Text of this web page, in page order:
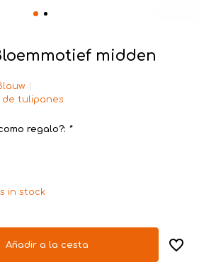
midden
de tulipanes
regalo?: *
in stock
Añadir a la cesta